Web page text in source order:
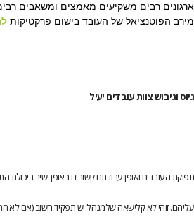
ארגונים רבים משקיעים מאמצים ומשאבים
מירב הפוטנציאל של העובד בישום פרקטיקות
גיוס וגיבוש צוות עובדים יעיל
תפוקת העובדים ואופן עבודתם קשורים באופן ישיר ביכולת
עליהם. זוהי לא קלישאה שלמנהל יש תפקיד חשוב (אם לא